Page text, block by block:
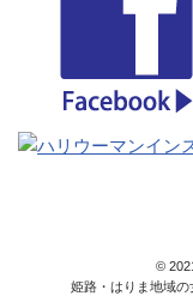
©
姫路・はりま地域の